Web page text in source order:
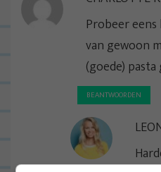
g
Probeer
van gewoon
(goede)
BEANTWOORDEN